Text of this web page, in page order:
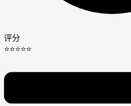
评分
⭐⭐⭐⭐⭐